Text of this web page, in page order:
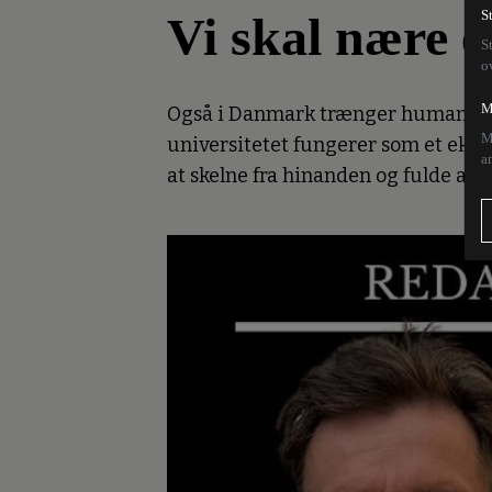
Vi skal nære
Også i Danmark trænger
universitetet fungerer som et
at skelne fra hinanden og fulde af